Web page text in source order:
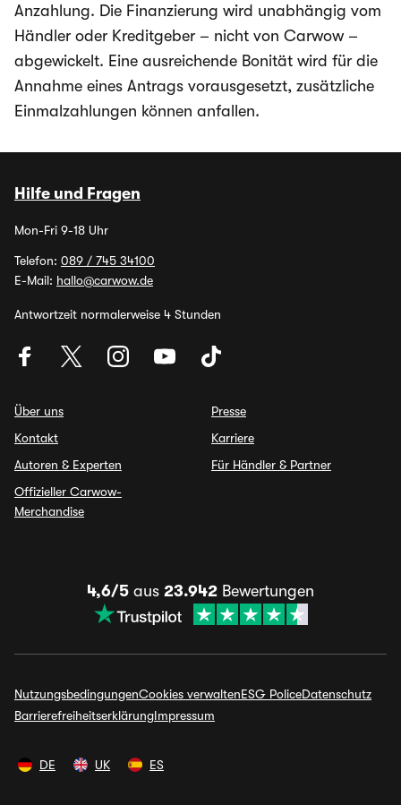
Anzahlung. Die Finanzierung wird unabhängig vom
Händler oder Kreditgeber – nicht von Carwow –
abgewickelt. Eine ausreichende Bonität wird für die
Annahme eines Antrags vorausgesetzt, zusätzliche
Einmalzahlungen können anfallen.
Hilfe und Fragen
Mon-Fri 9-18 Uhr
Telefon: 089 / 745 34100
E-Mail: hallo@carwow.de
Antwortzeit normalerweise 4 Stunden
Über uns
Kontakt
Autoren & Experten
Offizieller Carwow-
Merchandise
Presse
Karriere
Für Händler & Partner
4,6/5 aus 23.942 Bewertungen
NutzungsbedingungenCookies verwaltenESG PoliceDatenschutz
BarrierefreiheitserklärungImpressum
DE UK ES